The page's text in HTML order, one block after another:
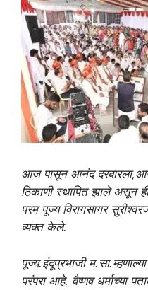
आज पासून आनंद
ठिकाणी स्थापित झाले असून
परम पूज्य विरागसागर
व्यक्त केले.
पूज्य.इंदूप्रभाजी
परंपरा आहे. वैष्णव धर्माच्या